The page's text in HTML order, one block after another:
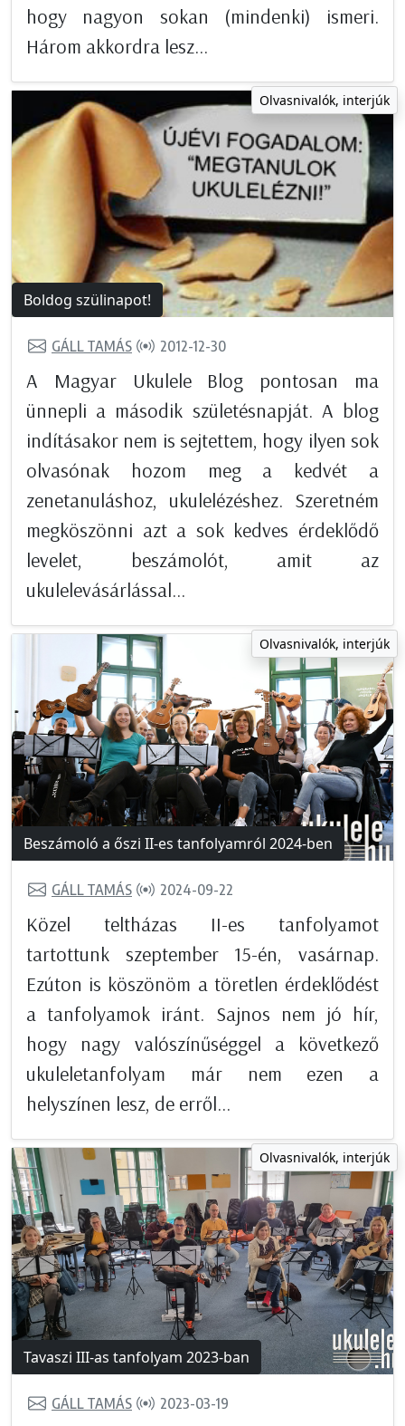
hogy nagyon sokan (mindenki) ismeri.
Három akkordra lesz...
Olvasnivalók, interjúk
Boldog szülinapot!
GÁLL TAMÁS 2012-12-30
A Magyar Ukulele Blog pontosan ma
ünnepli a második születésnapját. A blog
indításakor nem is sejtettem, hogy ilyen sok
olvasónak hozom meg a kedvét a
zenetanuláshoz, ukulelézéshez. Szeretném
megköszönni azt a sok kedves érdeklődő
levelet, beszámolót, amit az
ukulelevásárlással...
Olvasnivalók, interjúk
Beszámoló a őszi II-es tanfolyamról 2024-ben
GÁLL TAMÁS 2024-09-22
Közel teltházas II-es tanfolyamot
tartottunk szeptember 15-én, vasárnap.
Ezúton is köszönöm a töretlen érdeklődést
a tanfolyamok iránt. Sajnos nem jó hír,
hogy nagy valószínűséggel a következő
ukuleletanfolyam már nem ezen a
helyszínen lesz, de erről...
Olvasnivalók, interjúk
Tavaszi III-as tanfolyam 2023-ban
GÁLL TAMÁS 2023-03-19